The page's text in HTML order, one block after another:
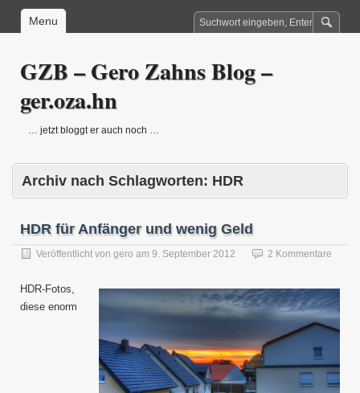
Menu
GZB – Gero Zahns Blog –
ger.oza.hn
… jetzt bloggt er auch noch …
Archiv nach Schlagworten: HDR
HDR für Anfänger und wenig Geld
Veröffentlicht von gero am 9. September 2012 2 Kommentare
HDR-Fotos,
diese enorm